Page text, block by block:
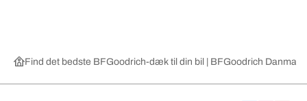
Find det bedste BFGoodrich-dæk til din bil | BFGoodrich Danmark